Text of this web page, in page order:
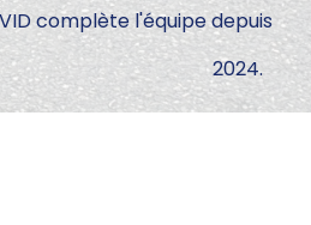
complète l'équipe depuis
2024.